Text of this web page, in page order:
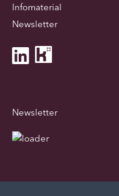
Infomaterial
Newsletter
Newsletter